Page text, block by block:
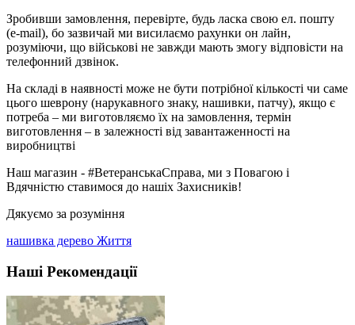
Зробивши замовлення, перевірте, будь ласка свою ел. пошту
(e-mail), бо зазвичай ми висилаємо рахунки он лайн,
розуміючи, що військові не завжди мають змогу відповісти на
телефонний дзвінок.
На складі в наявності може не бути потрібної кількості чи саме
цього шеврону (нарукавного знаку, нашивки, патчу), якщо є
потреба – ми виготовляємо їх на замовлення, термін
виготовлення – в залежності від завантаженності на
виробництві
Наш магазин - #ВетеранськаСправа, ми з Повагою і
Вдячністю ставимося до нашіх Захисників!
Дякуємо за розуміння
нашивка дерево Життя
Наші Рекомендації